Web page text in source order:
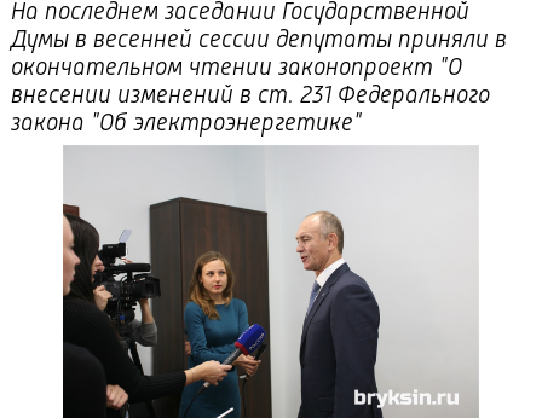
На последнем заседании Государственной
Думы в весенней сессии депутаты приняли в
окончательном чтении законопроект "О
внесении изменений в ст. 231 Федерального
закона "Об электроэнергетике"